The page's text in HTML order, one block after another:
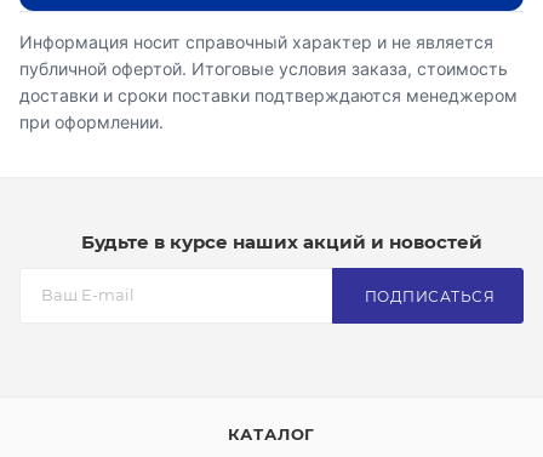
Информация носит справочный характер и не является
публичной офертой. Итоговые условия заказа, стоимость
доставки и сроки поставки подтверждаются менеджером
при оформлении.
Будьте в курсе наших акций и новостей
ПОДПИСАТЬСЯ
КАТАЛОГ